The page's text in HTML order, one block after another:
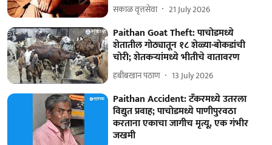
सकाळ वृत्तसेवा 21 July 2026
Paithan Goat Theft: पाचोडमध्ये
शेतातील गोठ्यातून १८ शेळ्या-बोकडांची
चोरी; शेतकऱ्यांमध्ये भीतीचे वातावरण
हबीबखान पठाण 13 July 2026
Paithan Accident: टँकरमध्ये उतरला
विद्युत प्रवाह; पाचोडमध्ये पाणीपुरवठा
करताना एकाचा जागीच मृत्यू, एक गंभीर
जखमी